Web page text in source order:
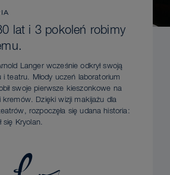
lat i 3 pokoleń robimy
Langer wcześnie odkrył swoją
i teatru. Młody uczeń laboratorium
swoje pierwsze kieszonkowe na
kremów. Dzięki wizji makijażu dla
rozpoczęła się udana historia:
się Kryolan.